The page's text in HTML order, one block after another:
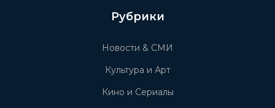
Рубрики
Новости & СМИ
Культура и Арт
Кино и Сериалы